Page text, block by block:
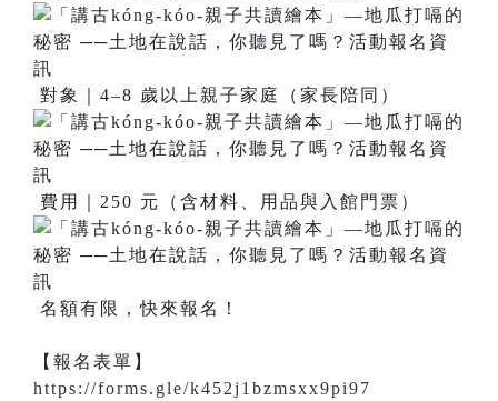
對象｜4–8 歲以上親子家庭（家長陪同）
費用｜250 元（含材料、用品與入館門票）
名額有限，快來報名！
【報名表單】
https://forms.gle/k452j1bzmsxx9pi97